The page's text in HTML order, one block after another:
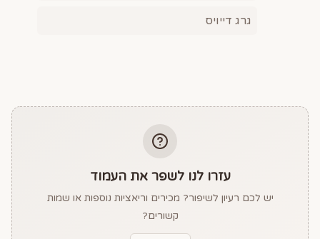
גרג דייויס
עזרו לנו לשפר את העמוד
יש לכם רעיון לשיפור? מכירים וריאציות נוספות או שמות
קשורים?